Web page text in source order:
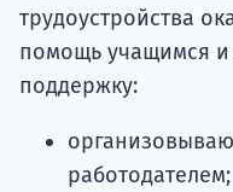
трудоустройства
помощь учащимся и
поддержку:
работодателем;